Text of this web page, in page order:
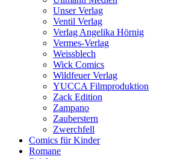
Unser Verlag
Ventil Verlag
Verlag Angelika Hörnig
Vermes-Verlag
Weissblech
Wick Comics
Wildfeuer Verlag
YUCCA Filmproduktion
Zack Edition
Zampano
Zauberstern
Zwerchfell
Comics für Kinder
Romane